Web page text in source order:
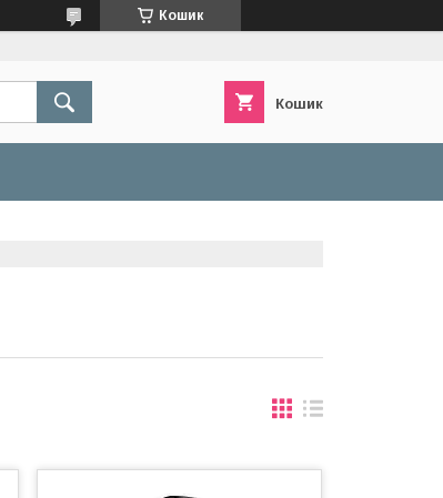
Кошик
Кошик